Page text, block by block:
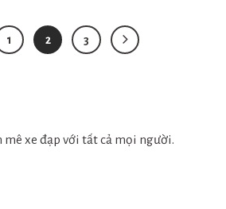
1 2 3
mê xe đạp với tất cả mọi người.